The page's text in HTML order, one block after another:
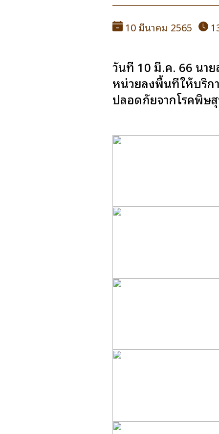
10 มีนาคม 2565
วันที่ 10 มี.ค. 66 นา
หน่วยลงพื้นที่ให้บริก
ปลอดภัยจากโรคพิษ